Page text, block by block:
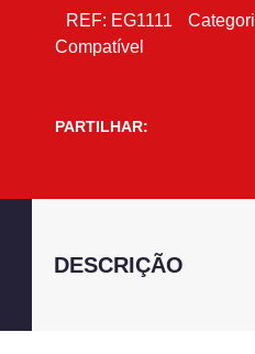
REF: EG1111
Compatível
PARTILHAR:
DESCRIÇÃO